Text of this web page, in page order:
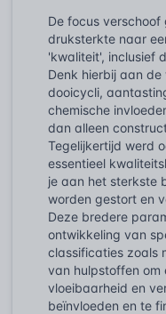
De focus
druksterkte naar
'kwaliteit', inclusief
Denk hierbij aan
dooicycli,
chemische
dan alleen
Tegelijkertijd werd
essentieel
je aan het sterkste
worden gestort en
Deze bredere
ontwikkeling van
classificaties zoals
van hulpstoffen om
vloeibaarheid en
beïnvloeden en te